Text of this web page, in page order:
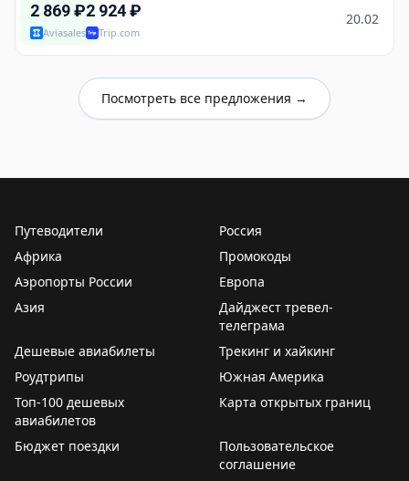
2 869₽
Aviasales
2 924₽
Trip.com
20.02
Посмотреть все предложения →
Путеводители
Россия
Африка
Промокоды
Аэропорты России
Европа
Азия
Дайджест тревел-
телеграма
Дешевые авиабилеты
Трекинг и хайкинг
Роудтрипы
Южная Америка
Топ-100 дешевых
авиабилетов
Карта открытых границ
Бюджет поездки
Пользовательское
соглашение